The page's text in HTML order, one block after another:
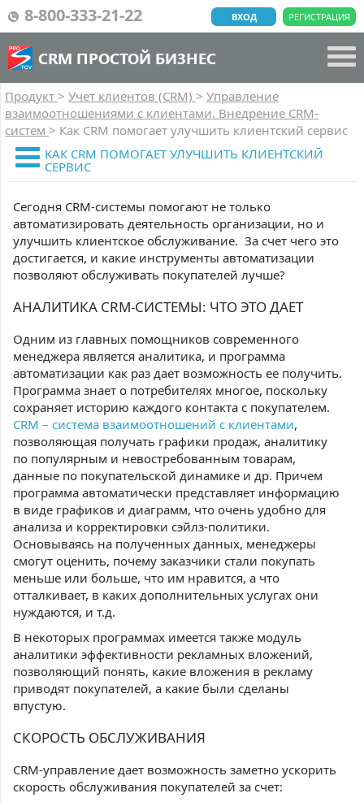
8-800-333-21-22 РЕГИСТРАЦИЯ
ВХОД
CRM ПРОСТОЙ БИЗНЕС
Продукт > Учет клиентов (CRM) > Управление
взаимоотношениями с клиентами. Внедрение CRM-
систем > Как CRM помогает улучшить клиентский сервис
КАК CRM ПОМОГАЕТ УЛУЧШИТЬ КЛИЕНТСКИЙ
СЕРВИС
Сегодня CRM-системы помогают не только
автоматизировать деятельность организации, но и
улучшить клиентское обслуживание. За счет чего это
достигается, и какие инструменты автоматизации
позволяют обслуживать покупателей лучше?
АНАЛИТИКА CRM-СИСТЕМЫ: ЧТО ЭТО ДАЕТ
Одним из главных помощников современного
менеджера является аналитика, и программа
автоматизации как раз дает возможность ее получить.
Программа знает о потребителях многое, поскольку
сохраняет историю каждого контакта с покупателем.
CRM – система взаимоотношений с клиентами,
позволяющая получать графики продаж, аналитику
по популярным и невостребованным товарам,
данные по покупательской динамике и др. Причем
программа автоматически представляет информацию
в виде графиков и диаграмм, что очень удобно для
анализа и корректировки сэйлз-политики.
Основываясь на полученных данных, менеджеры
смогут оценить, почему заказчики стали покупать
меньше или больше, что им нравится, а что
отталкивает, в каких дополнительных услугах они
нуждаются, и т.д.
В некоторых программах имеется также модуль
аналитики эффективности рекламных вложений,
позволяющий понять, какие вложения в рекламу
приводят покупателей, а какие были сделаны
впустую.
СКОРОСТЬ ОБСЛУЖИВАНИЯ
CRM-управление дает возможность заметно ускорить
скорость обслуживания покупателей за счет: